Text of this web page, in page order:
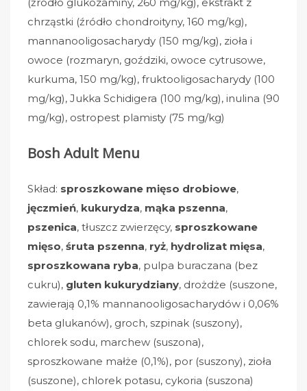
chrząstki (źródło chondroityny, 160 mg/kg),
mannanooligosacharydy (150 mg/kg), zioła i
owoce (rozmaryn, goździki, owoce cytrusowe,
kurkuma, 150 mg/kg), fruktooligosacharydy (100
mg/kg), Jukka Schidigera (100 mg/kg), inulina (90
mg/kg), ostropest plamisty (75 mg/kg)
Bosh Adult Menu
Skład: sproszkowane mięso drobiowe,
jęczmień, kukurydza, mąka pszenna,
pszenica, tłuszcz zwierzęcy, sproszkowane
mięso, śruta pszenna, ryż, hydrolizat mięsa,
sproszkowana ryba, pulpa buraczana (bez
cukru), gluten kukurydziany, drożdże (suszone,
zawierają 0,1% mannanooligosacharydów i 0,06%
beta glukanów), groch, szpinak (suszony),
chlorek sodu, marchew (suszona),
sproszkowane małże (0,1%), por (suszony), zioła
(suszone), chlorek potasu, cykoria (suszona)